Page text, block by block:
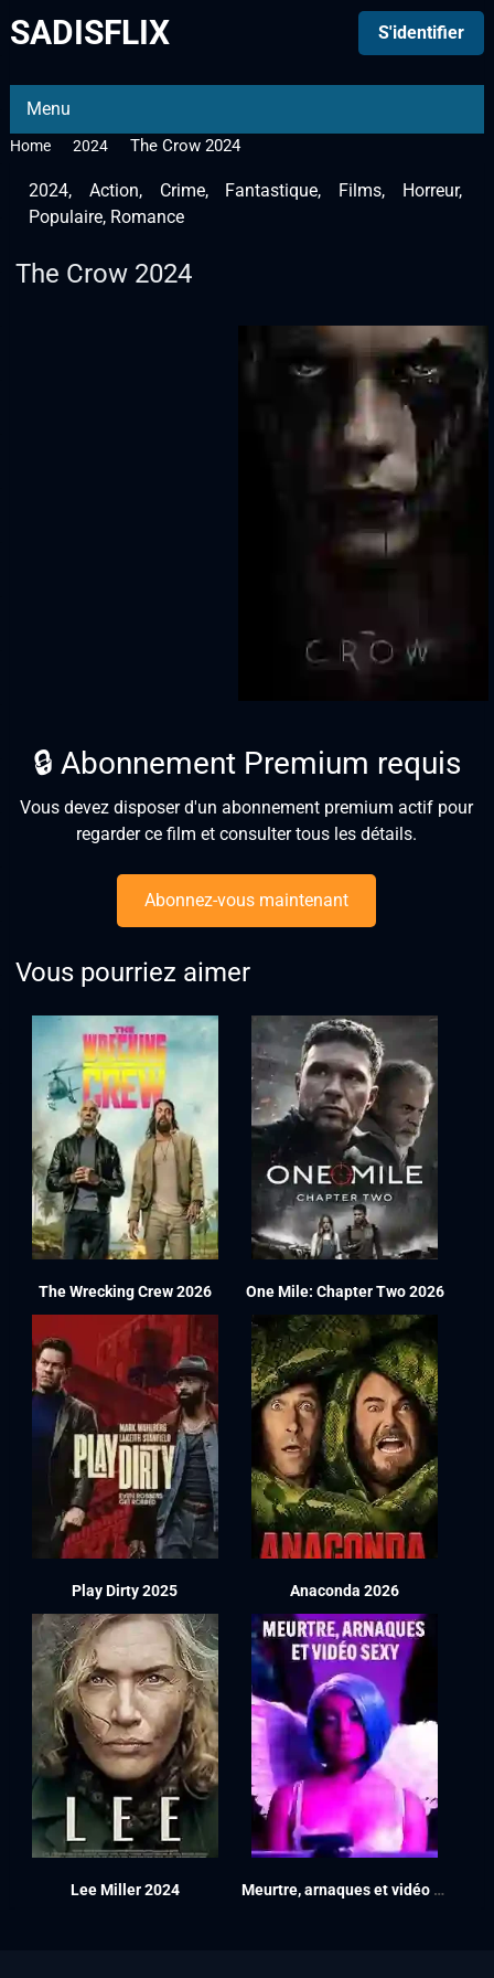
SADISFLIX S'identifier
Menu
Home 2024 The Crow 2024
2024, Action, Crime, Fantastique, Films, Horreur,
Populaire, Romance
The Crow 2024
🔒 Abonnement Premium requis
Vous devez disposer d'un abonnement premium actif pour
regarder ce film et consulter tous les détails.
Abonnez-vous maintenant
Vous pourriez aimer
The Wrecking Crew 2026 One Mile: Chapter Two 2026
Play Dirty 2025 Anaconda 2026
Lee Miller 2024 Meurtre, arnaques et vidéo sexy 2024